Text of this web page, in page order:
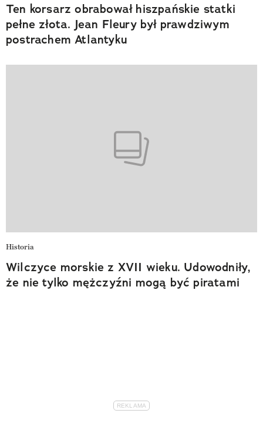
Ten korsarz obrabował hiszpańskie statki
pełne złota. Jean Fleury był prawdziwym
postrachem Atlantyku
Historia
Wilczyce morskie z XVII wieku. Udowodniły,
że nie tylko mężczyźni mogą być piratami